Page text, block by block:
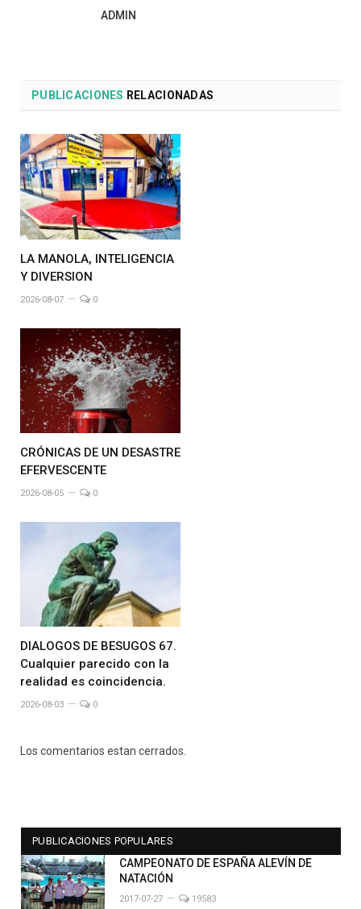
ADMIN
PUBLICACIONES RELACIONADAS
LA MANOLA, INTELIGENCIA
Y DIVERSION
2026-08-07 0
CRÓNICAS DE UN DESASTRE
EFERVESCENTE
2026-08-05 0
DIALOGOS DE BESUGOS 67.
Cualquier parecido con la
realidad es coincidencia.
2026-08-03 0
Los comentarios estan cerrados.
PUBLICACIONES POPULARES
CAMPEONATO DE ESPAÑA ALEVÍN DE
NATACIÓN
2017-07-27 19583